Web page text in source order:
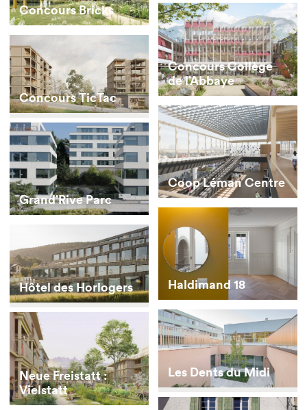
Concours Bricks
Concours Collège
de l’Abbaye
Concours TicTac
Coop Léman Centre
Grand’Rive Parc
Haldimand 18
Hôtel des Horlogers
Les Dents du Midi
Neue Freistatt :
Vielstatt